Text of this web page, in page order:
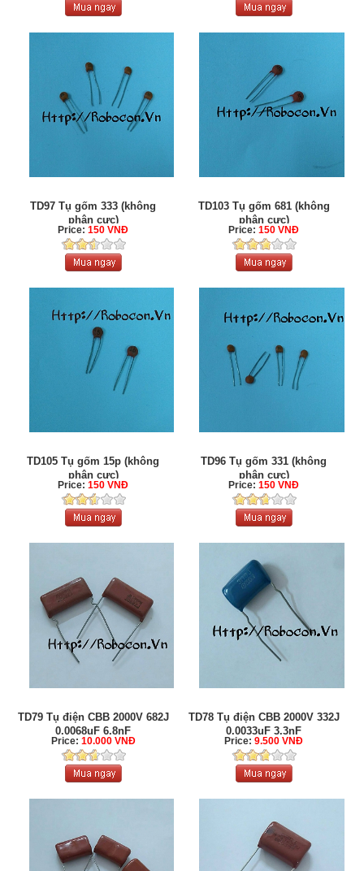
TD97 Tụ gốm 333 (không
phân cực)
Price:150 VNĐ
TD103 Tụ gốm 681 (không
phân cực)
Price:150 VNĐ
TD105 Tụ gốm 15p (không
phân cực)
Price:150 VNĐ
TD96 Tụ gốm 331 (không
phân cực)
Price:150 VNĐ
TD79 Tụ điện CBB 2000V 682J
0.0068uF 6.8nF
Price: 10.000 VNĐ
TD78 Tụ điện CBB 2000V 332J
0.0033uF 3.3nF
Price:9.500 VNĐ